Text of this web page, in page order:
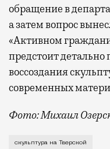
обращение в
а затем вопрос
«Активном
предстоит детально
воссоздания
современных
Фото: Михаил
В голосовании на
скульптура на Тверской